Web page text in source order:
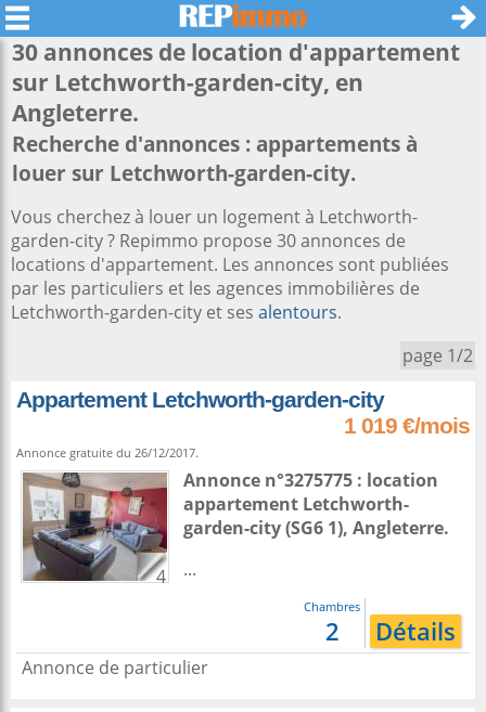
30 annonces de location d'appartement
sur Letchworth-garden-city, en
Angleterre.
Recherche d'annonces : appartements à
louer sur Letchworth-garden-city.
Vous cherchez à louer un logement à Letchworth-
garden-city ? Repimmo propose 30 annonces de
locations d'appartement. Les annonces sont publiées
par les particuliers et les agences immobilières de
Letchworth-garden-city et ses alentours.
page 1/2
Appartement Letchworth-garden-city
1 019 €/mois
Annonce gratuite du 26/12/2017.
4
Annonce n°3275775 : location
appartement Letchworth-
garden-city(SG6 1), Angleterre.
...
Chambres
2 Détails
Annonce de particulier